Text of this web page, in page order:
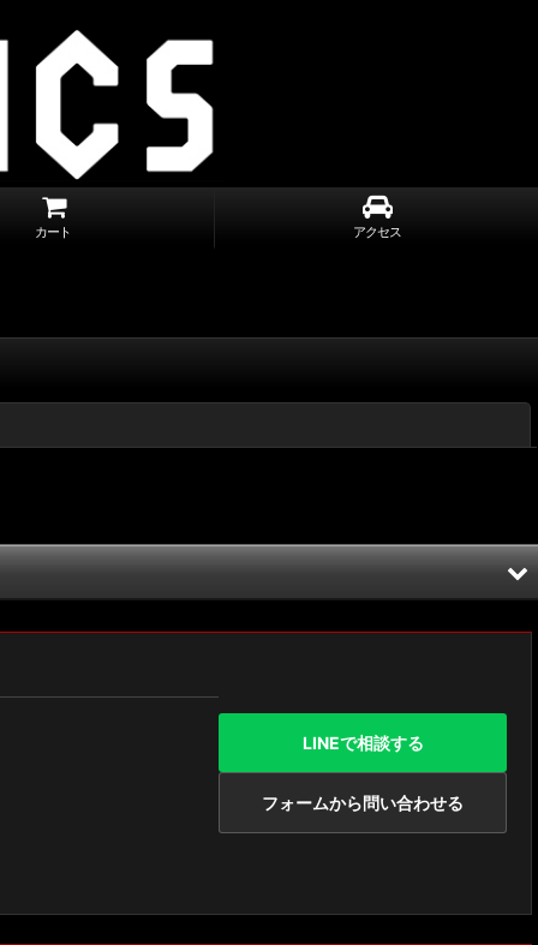
カート アクセス
LINEで相談する
フォームから問い合わせる